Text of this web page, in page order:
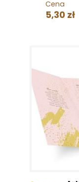
Cena
5,30 zł